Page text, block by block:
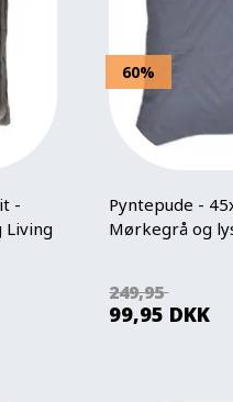
-
Living
60%
Pyntepude -
Mørkegrå og
249,95
99,95 DKK